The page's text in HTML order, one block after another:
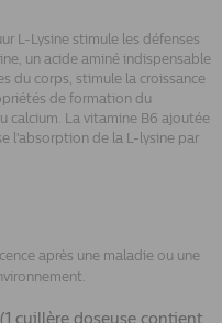
L-Lysine stimule les défenses
un acide aminé indispensable
du corps, stimule la croissance
de formation du
calcium. La vitamine B6 ajoutée
l'absorption de la L-lysine par
après une maladie ou une
cuillère doseuse contient